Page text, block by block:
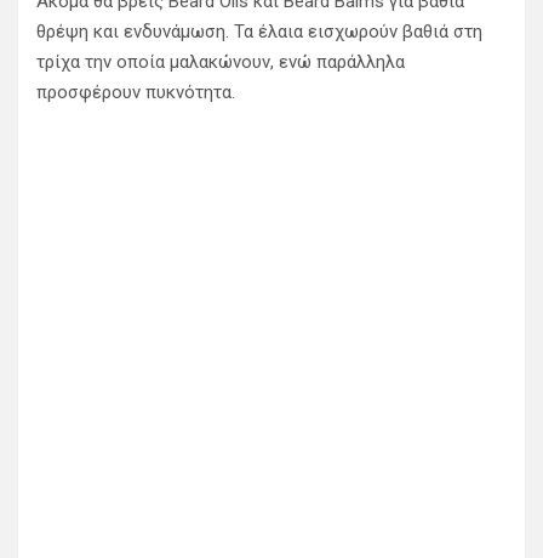
θρέψη και ενδυνάμωση. Τα έλαια εισχωρούν βαθιά στη
τρίχα την οποία μαλακώνουν, ενώ παράλληλα
προσφέρουν πυκνότητα.